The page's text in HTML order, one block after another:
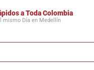
a Toda Colombia
mismo Día en Medellín